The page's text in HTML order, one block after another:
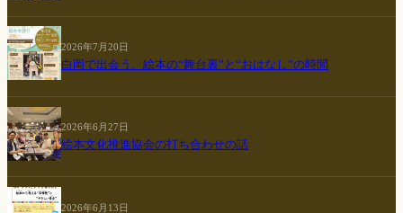
2026年7月20日
白岡で出会う、絵本の“舞台裏”と“おはなし”の時間
2026年6月27日
絵本文化推進協会の打ち合わせの話
2026年6月13日